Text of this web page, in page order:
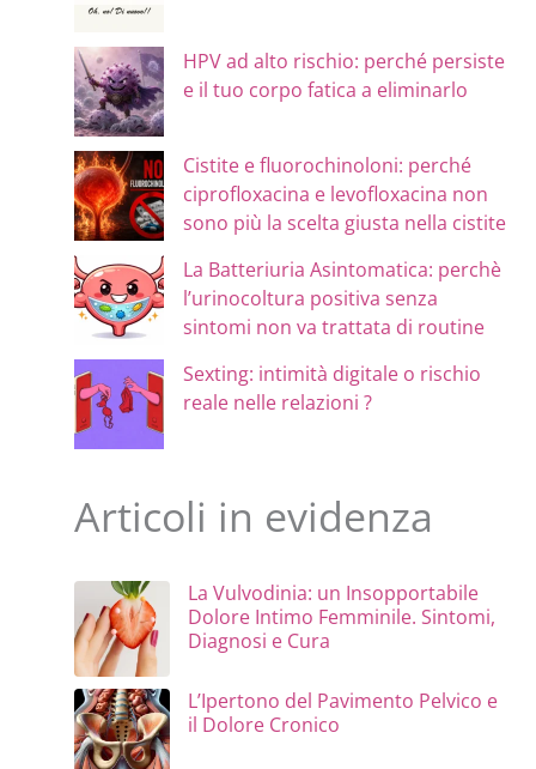
HPV ad alto rischio: perché persiste
e il tuo corpo fatica a eliminarlo
Cistite e fluorochinoloni: perché
ciprofloxacina e levofloxacina non
sono più la scelta giusta nella cistite
La Batteriuria Asintomatica: perchè
l’urinocoltura positiva senza
sintomi non va trattata di routine
Sexting: intimità digitale o rischio
reale nelle relazioni ?
Articoli in evidenza
La Vulvodinia: un Insopportabile
Dolore Intimo Femminile. Sintomi,
Diagnosi e Cura
L’Ipertono del Pavimento Pelvico e
il Dolore Cronico